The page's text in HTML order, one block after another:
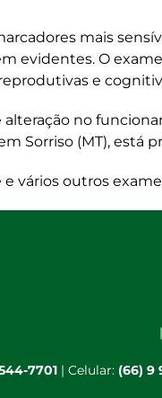
mais
evidentes. O
e
alteração no
Sorriso (MT), está
e vários outros
|
7701 | Celular: (66) 9